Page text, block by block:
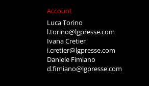
Account
Luca Torino
l.torino@lgpresse.com
Ivana Cretier
i.cretier@lgpresse.com
Daniele Fimiano
d.fimiano@lgpresse.com